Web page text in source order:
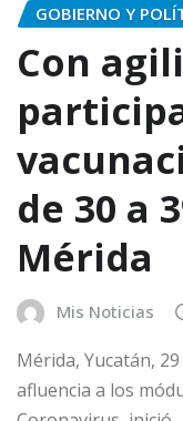
GOBIERNO Y
Con
de 30 a
Mérida
Mis Noticias
Mérida, Yucatán,
afluencia a los